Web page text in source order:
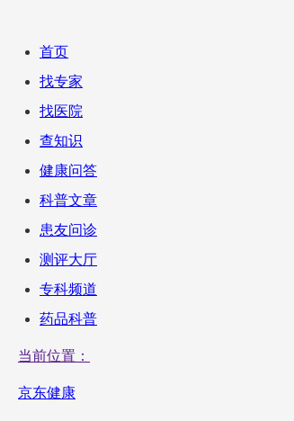
首页
找专家
找医院
查知识
健康问答
科普文章
患友问诊
测评大厅
专科频道
药品科普
当前位置：
京东健康